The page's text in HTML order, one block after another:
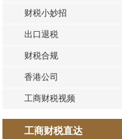
财税小妙招
出口退税
财税合规
香港公司
工商财税视频
工商财税直达